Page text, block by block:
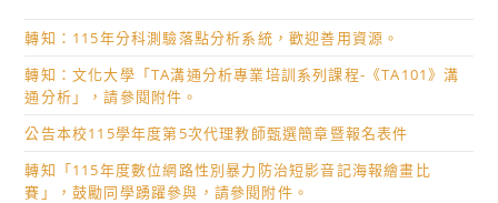
轉知：115年分科測驗落點分析系統，歡迎善用資源。
轉知：文化大學「TA溝通分析專業培訓系列課程-《TA101》溝
通分析」，請參閱附件。
公告本校115學年度第5次代理教師甄選簡章暨報名表件
轉知「115年度數位網路性別暴力防治短影音記海報繪畫比
賽」，鼓勵同學踴躍參與，請參閱附件。